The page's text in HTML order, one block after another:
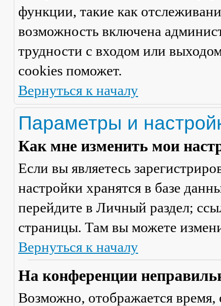
функции, такие как
возможность включена
трудности с входом или
cookies поможет.
Вернуться к началу
Параметры и
Как мне изменить мои
Если вы являетесь
настройки хранятся в базе
перейдите в Личный раздел;
страницы. Там вы можете
Вернуться к началу
На конференции
Возможно, отображается время,